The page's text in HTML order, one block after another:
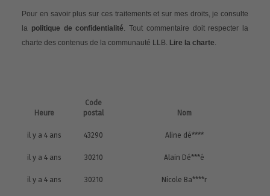
Pour en savoir plus sur ces traitements et sur mes droits, je consulte
la politique de confidentialité. Tout commentaire doit respecter la
charte des contenus de la communauté LLB. Lire la charte.
Heure
Code
postal
Nom
il y a 4 ans 43290 Aline dé****
il y a 4 ans 30210 Alain Dé***é
il y a 4 ans 30210 Nicole Ba****r